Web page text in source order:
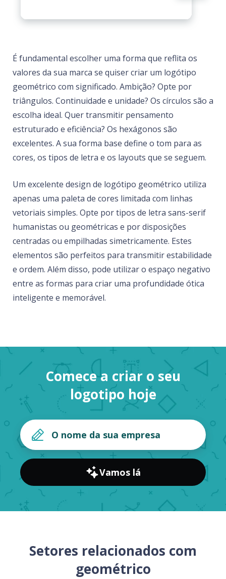
É fundamental escolher uma forma que reflita os
valores da sua marca se quiser criar um logótipo
geométrico com significado. Ambição? Opte por
triângulos. Continuidade e unidade? Os círculos são a
escolha ideal. Quer transmitir pensamento
estruturado e eficiência? Os hexágonos são
excelentes. A sua forma base define o tom para as
cores, os tipos de letra e os layouts que se seguem.
Um excelente design de logótipo geométrico utiliza
apenas uma paleta de cores limitada com linhas
vetoriais simples. Opte por tipos de letra sans-serif
humanistas ou geométricas e por disposições
centradas ou empilhadas simetricamente. Estes
elementos são perfeitos para transmitir estabilidade
e ordem. Além disso, pode utilizar o espaço negativo
entre as formas para criar uma profundidade ótica
inteligente e memorável.
Comece a criar o seu
logotipo hoje
Vamos lá
Setores relacionados com
geométrico